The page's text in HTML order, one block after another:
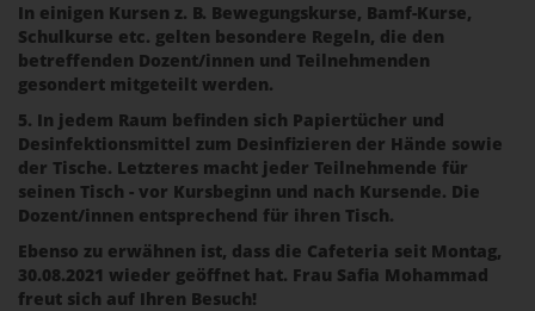
In einigen Kursen z. B. Bewegungskurse, Bamf-Kurse,
Schulkurse etc. gelten besondere Regeln, die den
betreffenden Dozent/innen und Teilnehmenden
gesondert mitgeteilt werden.
5. In jedem Raum befinden sich Papiertücher und
Desinfektionsmittel zum Desinfizieren der Hände sowie
der Tische. Letzteres macht jeder Teilnehmende für
seinen Tisch - vor Kursbeginn und nach Kursende. Die
Dozent/innen entsprechend für ihren Tisch.
Ebenso zu erwähnen ist, dass die Cafeteria seit Montag,
30.08.2021 wieder geöffnet hat. Frau Safia Mohammad
freut sich auf Ihren Besuch!